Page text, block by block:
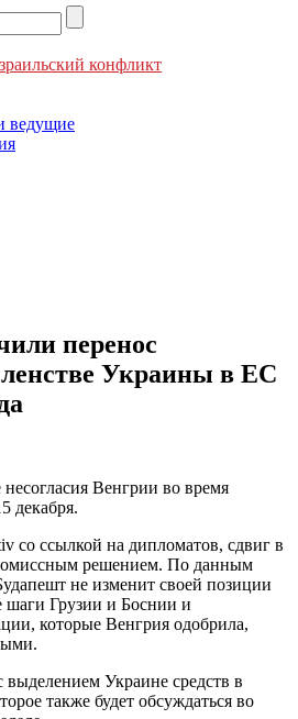
конфликт
ведущие
перенос
Украины в ЕС
Венгрии во время
декабря.
со ссылкой на дипломатов, сдвиг в
решением. По данным
не изменит своей позиции
шаги Грузии и Боснии и
которые Венгрия одобрила,
Украине средств в
также будет обсуждаться во